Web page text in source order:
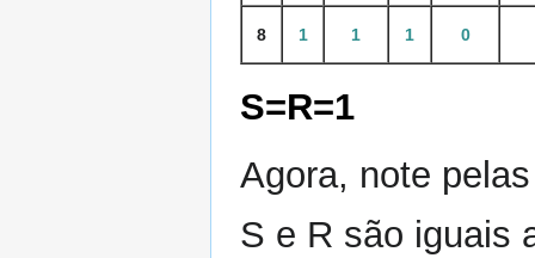
8 1 1 1 0
S=R=1
Agora, note
S e R são iguais